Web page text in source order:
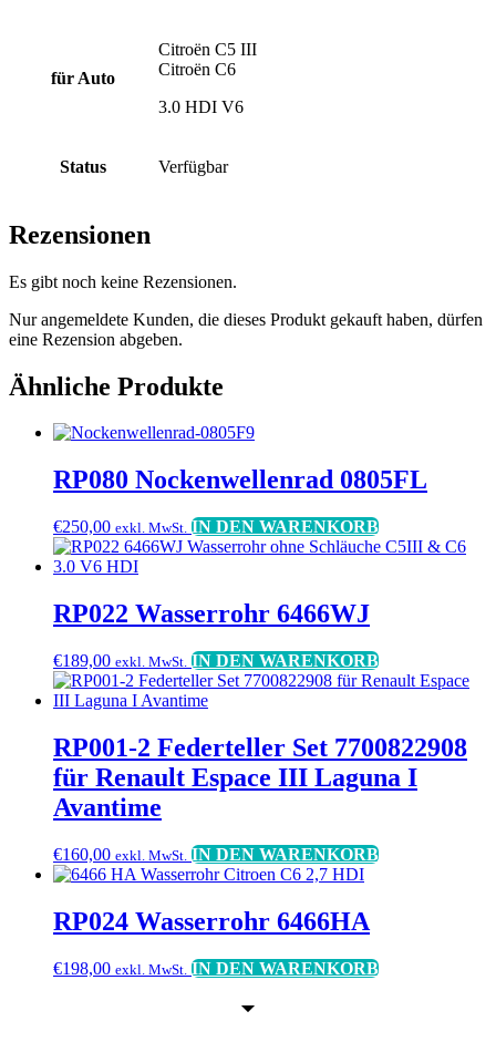
für Auto
Citroën C5 III
Citroën C6
3.0 HDI V6
Status Verfügbar
Rezensionen
Es gibt noch keine Rezensionen.
Nur angemeldete Kunden, die dieses Produkt gekauft haben, dürfen
eine Rezension abgeben.
Ähnliche Produkte
RP080 Nockenwellenrad 0805FL
€250,00 exkl. MwSt. IN DEN WARENKORB
RP022 Wasserrohr 6466WJ
€189,00 exkl. MwSt. IN DEN WARENKORB
RP001-2 Federteller Set 7700822908
für Renault Espace III Laguna I
Avantime
€160,00 exkl. MwSt. IN DEN WARENKORB
RP024 Wasserrohr 6466HA
€198,00 exkl. MwSt. IN DEN WARENKORB